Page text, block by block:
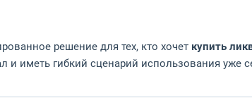
решение для тех, кто хочет купить
и иметь гибкий сценарий использования уже